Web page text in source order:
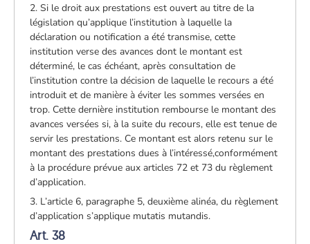
2. Si le droit aux prestations est ouvert au titre de la
législation qu’applique l’institution à laquelle la
déclaration ou notification a été transmise, cette
institution verse des avances dont le montant est
déterminé, le cas échéant, après consultation de
l’institution contre la décision de laquelle le recours a été
introduit et de manière à éviter les sommes versées en
trop. Cette dernière institution rembourse le montant des
avances versées si, à la suite du recours, elle est tenue de
servir les prestations. Ce montant est alors retenu sur le
montant des prestations dues à l’intéressé,conformément
à la procédure prévue aux articles 72 et 73 du règlement
d’application.
3. L’article 6, paragraphe 5, deuxième alinéa, du règlement
d’application s’applique mutatis mutandis.
Art. 38